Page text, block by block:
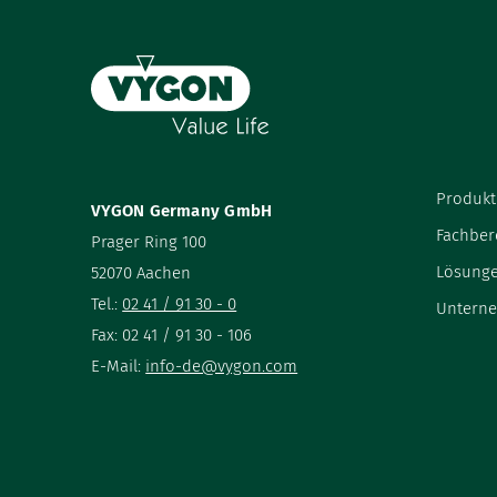
VYGON Germany GmbH
Prager Ring 100
52070 Aachen
Tel.: 02 41 / 91 30 - 0
Fax: 02 41 / 91 30 - 106
E-Mail: info-de@vygon.com